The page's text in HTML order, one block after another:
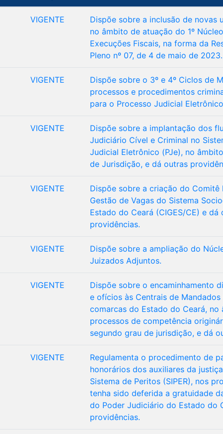
VIGENTE
Dispõe sobre a inclusão de novas
no âmbito de atuação do 1º
Execuções Fiscais, na forma da
Pleno nº 07, de 4 de maio de 2023.
VIGENTE
Dispõe sobre o 3º e 4º Ciclos de
processos e procedimentos
para o Processo Judicial
VIGENTE
Dispõe sobre a implantação dos
Judiciário Cível e Criminal no
Judicial Eletrônico (PJe), no
de Jurisdição, e dá outras
VIGENTE
Dispõe sobre a criação do
Gestão de Vagas do Sistema
Estado do Ceará (CIGES/CE) e dá
providências.
VIGENTE
Dispõe sobre a ampliação do
Juizados Adjuntos.
VIGENTE
Dispõe sobre o encaminhamento
e ofícios às Centrais de Mandados
comarcas do Estado do Ceará, no
processos de competência
segundo grau de jurisdição, e dá
VIGENTE
Regulamenta o procedimento de
honorários dos auxiliares da
Sistema de Peritos (SIPER), nos
tenha sido deferida a gratuidade
do Poder Judiciário do Estado do
providências.